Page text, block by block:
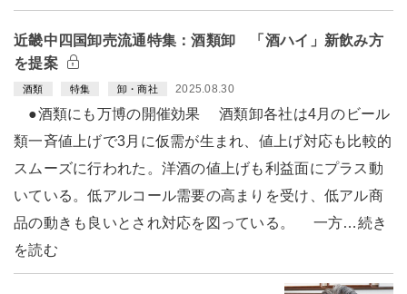
近畿中四国卸売流通特集：酒類卸 「酒ハイ」新飲み方
を提案
酒類 特集 卸・商社 2025.08.30
●酒類にも万博の開催効果 酒類卸各社は4月のビール
類一斉値上げで3月に仮需が生まれ、値上げ対応も比較的
スムーズに行われた。洋酒の値上げも利益面にプラス動
いている。低アルコール需要の高まりを受け、低アル商
品の動きも良いとされ対応を図っている。 一方…続き
を読む